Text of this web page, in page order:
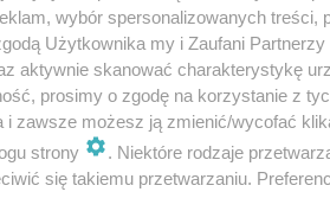
8 garaż
W nawiasach
wybór spersonalizowanych treści,
Użytkownika my i Zaufani
aktywnie skanować charakterystykę
prosimy o zgodę na korzystanie z
i zawsze możesz ją zmienić/wycofać
strony
. Niektóre rodzaje
się takiemu przetwarzaniu.